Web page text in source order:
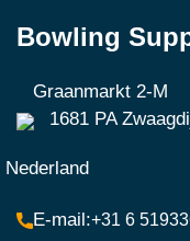
Bowling
Graanmarkt 2-M
1681 PA
Nederland
+31 6